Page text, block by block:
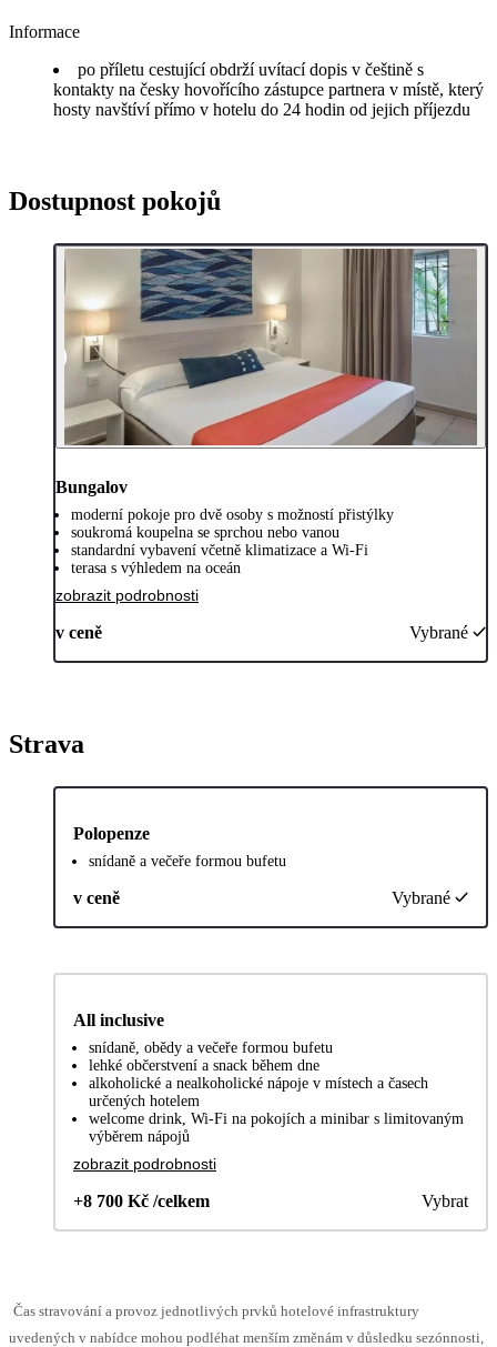
Informace
po příletu cestující obdrží uvítací dopis v češtině s
kontakty na česky hovořícího zástupce partnera v místě, který
hosty navštíví přímo v hotelu do 24 hodin od jejich příjezdu
Dostupnost pokojů
Bungalov
moderní pokoje pro dvě osoby s možností přistýlky
soukromá koupelna se sprchou nebo vanou
standardní vybavení včetně klimatizace a Wi-Fi
terasa s výhledem na oceán
zobrazit podrobnosti
v ceně Vybrané
Strava
Polopenze
snídaně a večeře formou bufetu
v ceně Vybrané
All inclusive
snídaně, obědy a večeře formou bufetu
lehké občerstvení a snack během dne
alkoholické a nealkoholické nápoje v místech a časech
určených hotelem
welcome drink, Wi-Fi na pokojích a minibar s limitovaným
výběrem nápojů
zobrazit podrobnosti
+8 700 Kč /celkem Vybrat
Čas stravování a provoz jednotlivých prvků hotelové infrastruktury
uvedených v nabídce mohou podléhat menším změnám v důsledku sezónnosti,